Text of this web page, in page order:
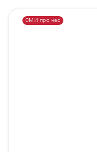
СМИ про нас